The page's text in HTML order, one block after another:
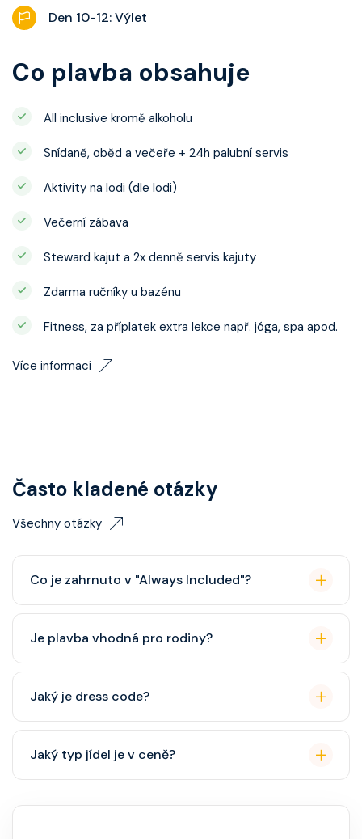
Den 10-12: Výlet
Co plavba obsahuje
All inclusive kromě alkoholu
Snídaně, oběd a večeře + 24h palubní servis
Aktivity na lodi (dle lodi)
Večerní zábava
Steward kajut a 2x denně servis kajuty
Zdarma ručníky u bazénu
Fitness, za příplatek extra lekce např. jóga, spa apod.
Více informací
Často kladené otázky
Všechny otázky
Co je zahrnuto v "Always Included"?
balíček), základní Wi-Fi.
Je plavba vhodná pro rodiny?
cestovatele, ale děti jsou vítány. K dispozici je dětský
klub (od 3 let).
Jaký je dress code?
někdy "Evening Chic" – doporučeno, ale není nutný
smoking.
Jaký typ jídel je v ceně?